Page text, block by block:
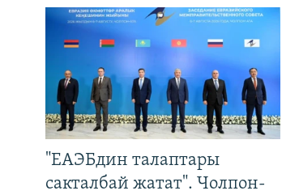
"ЕАЭБдин талаптары
сакталбай жатат". Чолпон-